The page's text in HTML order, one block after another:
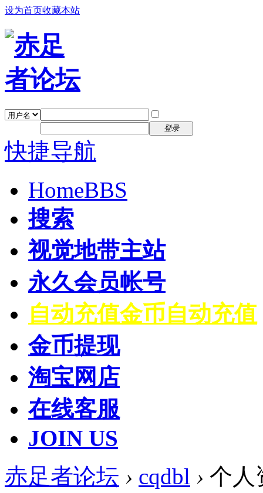
设为首页收藏本站
登录
快捷导航
HomeBBS
搜索
视觉地带主站
永久会员帐号
自动充值金币自动充值
金币提现
淘宝网店
在线客服
JOIN US
赤足者论坛 › cqdbl › 个人